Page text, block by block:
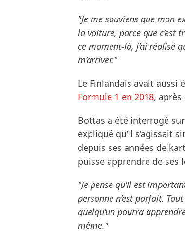
"Je me souviens que mon
la voiture, parce que c’est
ce moment-là, j’ai réalisé
m’arriver."
Le Finlandais avait aussi
Formule 1 en 2018,
Bottas a été interrogé
expliqué qu’il s’agissait
depuis ses années de
puisse apprendre de ses
"Je pense qu’il est
personne n’est parfait.
quelqu’un pourra
même."